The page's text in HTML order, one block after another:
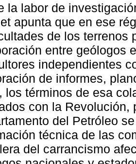
la labor de
apunta que en ese
de los terrenos
entre geólogos
independientes
de informes,
los términos de esa
con la Revolución,
del Petróleo
técnica de las
del carrancismo